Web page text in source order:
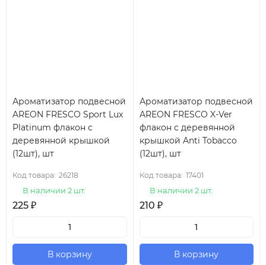
Ароматизатор подвесной
AREON FRESCO Sport Lux
Platinum флакон с
деревянной крышкой
(12шт), шт
Код товара: 26218
В наличии 2 шт.
225 ₽
В корзину
Ароматизатор подвесной
AREON FRESCO X-Ver
флакон с деревянной
крышкой Anti Tobacco
(12шт), шт
Код товара: 17401
В наличии 2 шт.
210 ₽
В корзину